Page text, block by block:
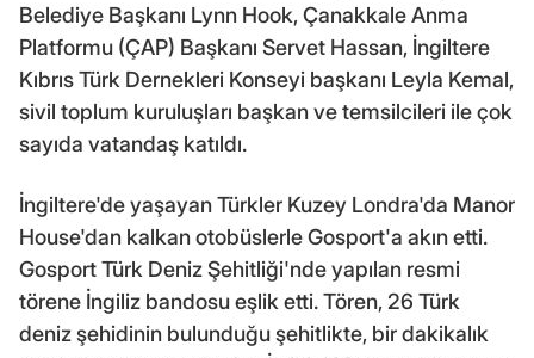
Belediye Başkanı Lynn Hook, Çanakkale Anma
Platformu (ÇAP) Başkanı Servet Hassan, İngiltere
Kıbrıs Türk Dernekleri Konseyi başkanı Leyla Kemal,
sivil toplum kuruluşları başkan ve temsilcileri ile çok
sayıda vatandaş katıldı.
İngiltere'de yaşayan Türkler Kuzey Londra'da Manor
House'dan kalkan otobüslerle Gosport'a akın etti.
Gosport Türk Deniz Şehitliği'nde yapılan resmi
törene İngiliz bandosu eşlik etti. Tören, 26 Türk
deniz şehidinin bulunduğu şehitlikte, bir dakikalık